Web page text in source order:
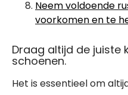
Neem voldoende
voorkomen en te
Draag altijd de juiste
schoenen.
Het is essentieel om